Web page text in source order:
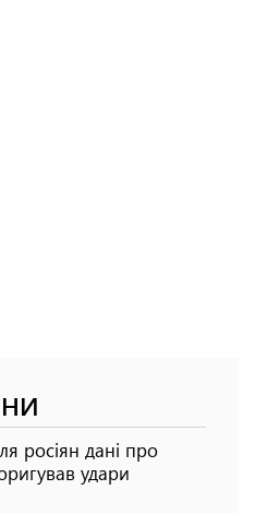
росіян дані про
удари